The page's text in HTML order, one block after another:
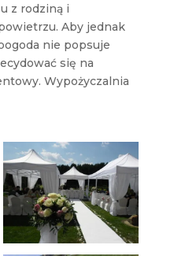
z rodziną i
Aby jednak
nie popsuje
się na
Wypożyczalnia